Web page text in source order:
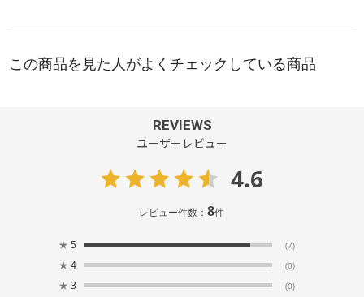
REVIEWS
ユーザーレビュー
4.6
レビュー件数：8件
★ 5 (7)
★ 4 (0)
★ 3 (0)